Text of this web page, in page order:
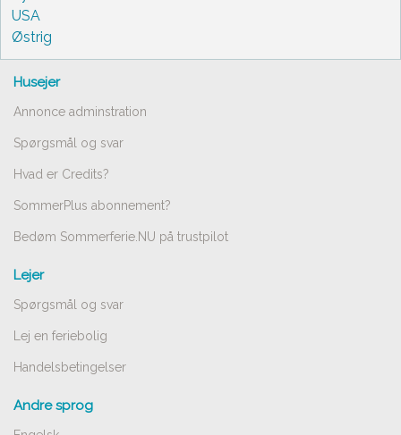
USA
Østrig
Husejer
Annonce adminstration
Spørgsmål og svar
Hvad er Credits?
SommerPlus abonnement?
Bedøm Sommerferie.NU på trustpilot
Lejer
Spørgsmål og svar
Lej en feriebolig
Handelsbetingelser
Andre sprog